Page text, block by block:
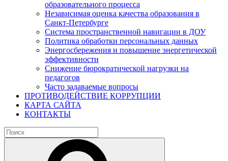
образовательного процесса
Независимая оценка качества образования в
Санкт-Петербурге
Система пространственной навигации в ДОУ
Политика обработки персональных данных
Энергосбережения и повышение энергетической
эффективности
Снижение бюрократической нагрузки на
педагогов
Часто задаваемые вопросы
ПРОТИВОДЕЙСТВИЕ КОРРУПЦИИ
КАРТА САЙТА
КОНТАКТЫ